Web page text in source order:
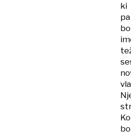
ki
pa
bo
bo